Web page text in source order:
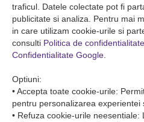
Condiții de Transport
Condițiile de transport colete
Condițiile de transport persone
traficul. Datele colectate pot fi
publicitate si analiza. Pentru mai
in care utilizam cookie-urile si
consulti Politica de confidentialitate
Confidentialitate Google
Optiuni:
• Accepta toate cookie-urile:
pentru personalizarea experientei
• Refuza cookie-urile